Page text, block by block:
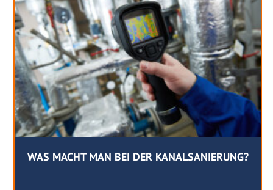
WAS MACHT MAN BEI DER KANALSANIERUNG?